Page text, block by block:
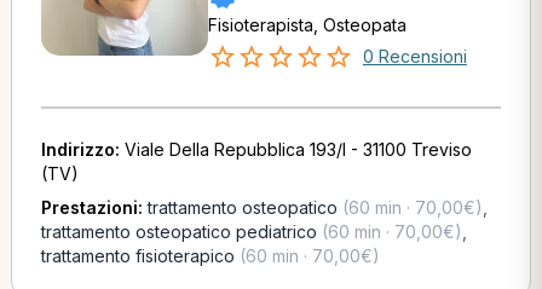
Fisioterapista, Osteopata
0 Recensioni
Indirizzo: Viale Della Repubblica 193/I - 31100 Treviso
(TV)
Prestazioni:trattamento osteopatico (60 min · 70,00€)
trattamento osteopatico pediatrico (60 min · 70,00€)
trattamento fisioterapico (60 min · 70,00€)